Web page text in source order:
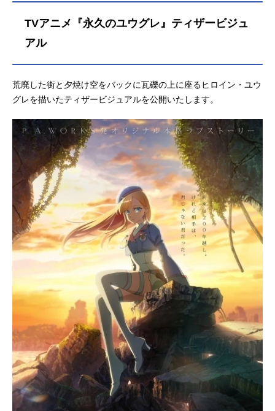
TVアニメ『永久のユウグレ』ティザービジュ
アル
荒廃した街と夕焼け空をバックに瓦礫の上に座るヒロイン・ユウ
グレを描いたティザービジュアルを公開いたします。